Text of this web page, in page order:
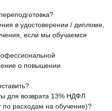
в удостоверении / дипломе,
если мы обучаемся
о повышении
для возврата 13% НДФЛ
расходам на обучение)?